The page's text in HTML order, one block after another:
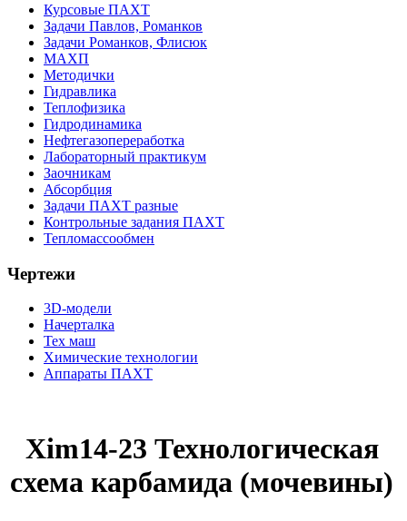
Курсовые ПАХТ
Задачи Павлов, Романков
Задачи Романков, Флисюк
МАХП
Методички
Гидравлика
Теплофизика
Гидродинамика
Нефтегазопереработка
Лабораторный практикум
Заочникам
Абсорбция
Задачи ПАХТ разные
Контрольные задания ПАХТ
Тепломассообмен
Чертежи
3D-модели
Начерталка
Тех маш
Химические технологии
Аппараты ПАХТ
Xim14-23 Технологическая
схема карбамида (мочевины)